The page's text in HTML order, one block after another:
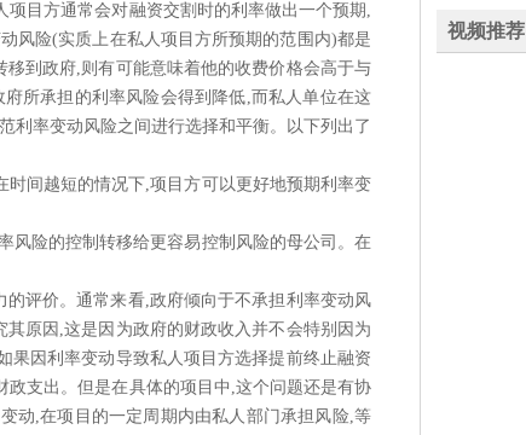
目方通常会对融资交割时的利率做出一个预期,
风险(实质上在私人项目方所预期的范围内)都是
到政府,则有可能意味着他的收费价格会高于与
所承担的利率风险会得到降低,而私人单位在这
利率变动风险之间进行选择和平衡。以下列出了
时间越短的情况下,项目方可以更好地预期利率变
险的控制转移给更容易控制风险的母公司。 在
的评价。通常来看,政府倾向于不承担利率变动风
原因,这是因为政府的财政收入并不会特别因为
果因利率变动导致私人项目方选择提前终止融资
支出。但是在具体的项目中,这个问题还是有协
动,在项目的一定周期内由私人部门承担风险,等
视频推荐